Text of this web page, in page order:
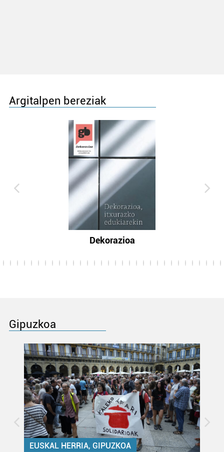
Argitalpen bereziak
Dekorazioa
Gipuzkoa
EUSKAL HERRIA, GIPUZKOA